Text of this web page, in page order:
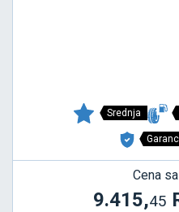
Srednja
Cena
9.415,45